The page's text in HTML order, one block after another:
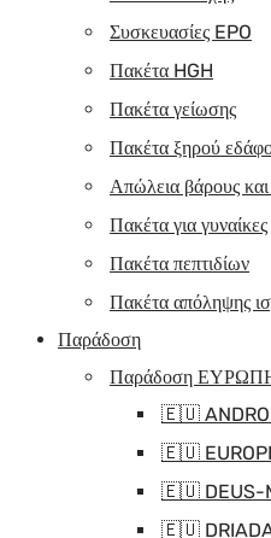
Συσκευασίες EPO
Πακέτα HGH
Πακέτα γείωσης
Πακέτα ξηρού
Απώλεια βάρους
Πακέτα για γυναίκες
Πακέτα πεπτιδίων
Πακέτα απόληψης
Παράδοση
Παράδοση
🇪🇺
🇪🇺
🇪🇺 DEUS-
🇪🇺